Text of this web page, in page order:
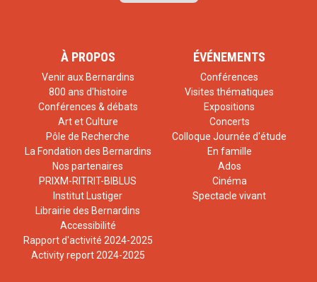
À PROPOS
Venir aux Bernardins
800 ans d'histoire
Conférences & débats
Art et Culture
Pôle de Recherche
La Fondation des Bernardins
Nos partenaires
PRIXM-RITRIT-BIBLUS
Institut Lustiger
Librairie des Bernardins
Accessibilité
Rapport d'activité 2024-2025
Activity report 2024-2025
ÉVÉNEMENTS
Conférences
Visites thématiques
Expositions
Concerts
Colloque Journée d'étude
En famille
Ados
Cinéma
Spectacle vivant